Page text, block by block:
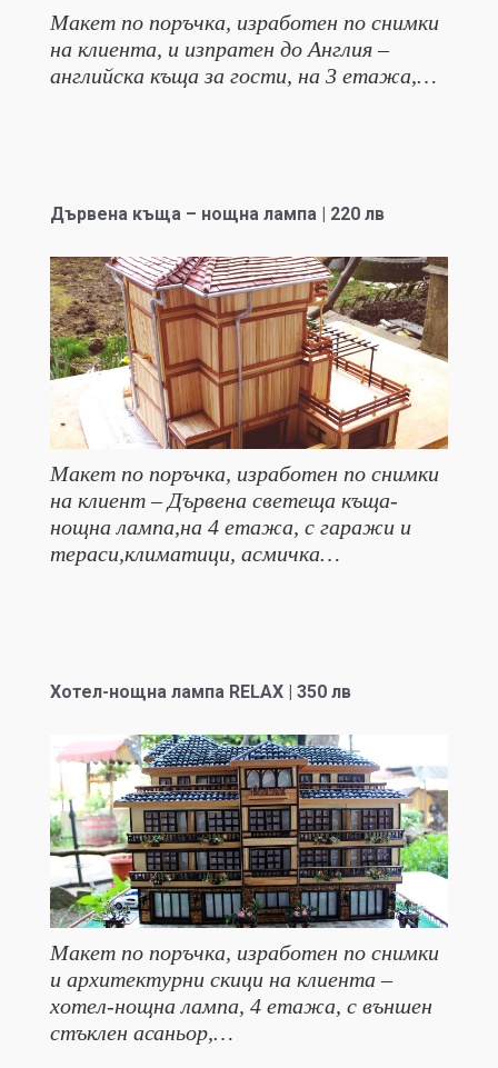
Макет по поръчка, изработен по снимки
на клиента, и изпратен до Англия –
английска къща за гости, на 3 етажа,…
Дървена къща – нощна лампа | 220 лв
Макет по поръчка, изработен по снимки
на клиент – Дървена светеща къща-
нощна лампа,на 4 етажа, с гаражи и
тераси,климатици, асмичка…
Хотел-нощна лампа RELAX | 350 лв
Макет по поръчка, изработен по снимки
и архитектурни скици на клиента –
хотел-нощна лампа, 4 етажа, с външен
стъклен асаньор,…